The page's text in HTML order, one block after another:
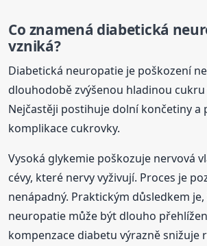
Co znamená diabetická
vzniká?
Diabetická neuropatie je poškození
dlouhodobě zvýšenou hladinou
Nejčastěji postihuje dolní končetiny a
komplikace cukrovky.
Vysoká glykemie poškozuje nervová
cévy, které nervy vyživují. Proces je
nenápadný. Praktickým důsledkem
neuropatie může být dlouho
kompenzace diabetu výrazně snižuje